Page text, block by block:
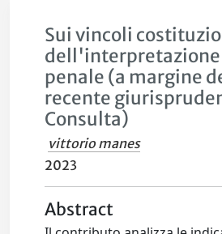
Sui vincoli
penale (a margine
recente
Consulta)
vittorio manes
2023
Abstract